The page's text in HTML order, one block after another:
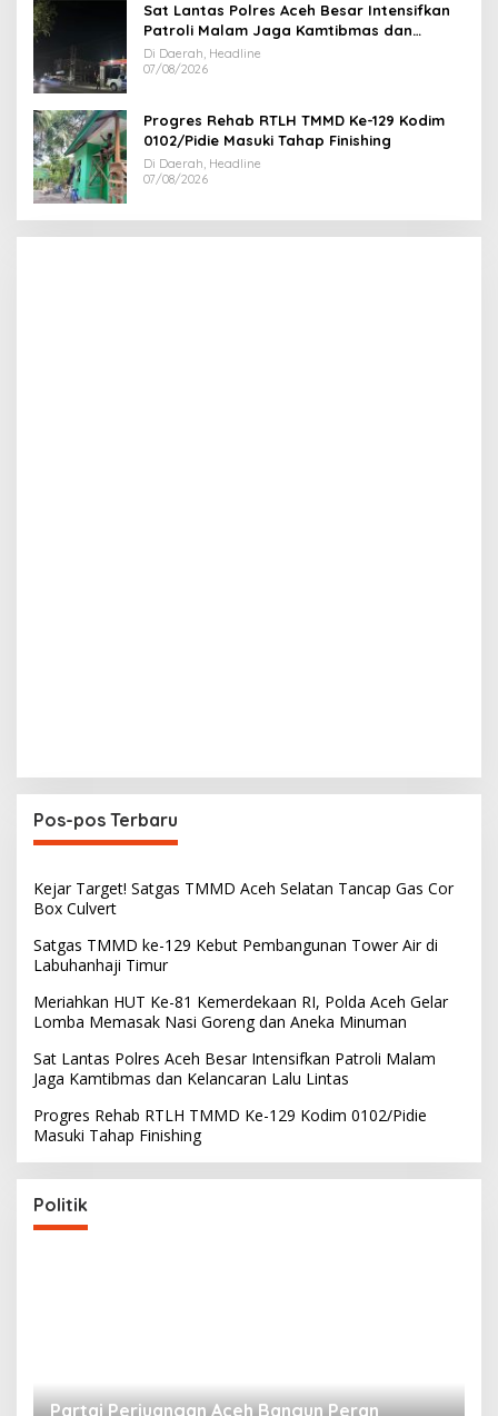
Sat Lantas Polres Aceh Besar Intensifkan
Patroli Malam Jaga Kamtibmas dan
Kelancaran Lalu Lintas
Di Daerah, Headline
07/08/2026
Progres Rehab RTLH TMMD Ke-129 Kodim
0102/Pidie Masuki Tahap Finishing
Di Daerah, Headline
07/08/2026
Pos-pos Terbaru
Kejar Target! Satgas TMMD Aceh Selatan Tancap Gas Cor
Box Culvert
Satgas TMMD ke-129 Kebut Pembangunan Tower Air di
Labuhanhaji Timur
Meriahkan HUT Ke-81 Kemerdekaan RI, Polda Aceh Gelar
Lomba Memasak Nasi Goreng dan Aneka Minuman
Sat Lantas Polres Aceh Besar Intensifkan Patroli Malam
Jaga Kamtibmas dan Kelancaran Lalu Lintas
Progres Rehab RTLH TMMD Ke-129 Kodim 0102/Pidie
Masuki Tahap Finishing
Politik
Partai Perjuangan Aceh Bangun Peran